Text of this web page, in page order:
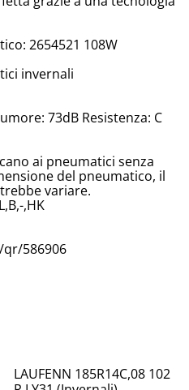
2654521 108W
invernali
73dB Resistenza: C
ai pneumatici senza
del pneumatico, il
variare.
,HK
586906
%
LAUFENN 185R14C,08 102